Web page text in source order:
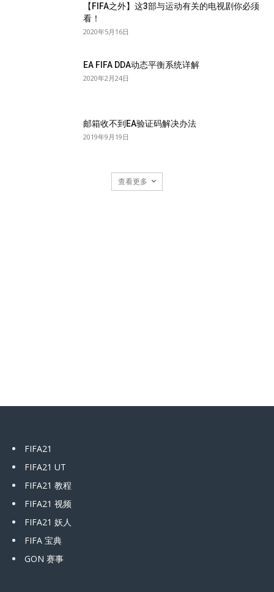
【FIFA之外】这3部与运动有关的电视剧你必须
看！
2020年5月16日
EA FIFA DDA动态平衡系统详解
2020年2月24日
邮箱收不到EA验证码解决办法
2019年9月19日
查看更多
FIFA21
FIFA21 UT
FIFA21 教程
FIFA21 视频
FIFA21 妖人
FIFA 宝典
GON 赛事